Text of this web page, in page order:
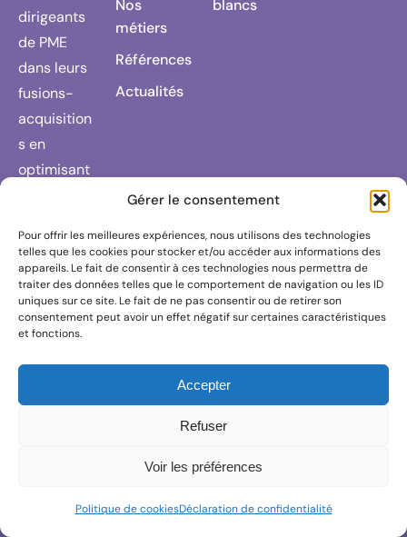
Gérer le consentement
Pour offrir les meilleures expériences, nous utilisons des technologies
telles que les cookies pour stocker et/ou accéder aux informations des
appareils. Le fait de consentir à ces technologies nous permettra de
traiter des données telles que le comportement de navigation ou les ID
uniques sur ce site. Le fait de ne pas consentir ou de retirer son
consentement peut avoir un effet négatif sur certaines caractéristiques
et fonctions.
Accepter
Refuser
Voir les préférences
Politique de cookiesDéclaration de confidentialité
dirigeants
de PME
dans leurs
fusions-
acquisition
s en
optimisant
entreprise
grâce à des
solutions
sur mesure,
de
partenaires
t RSE fort.
Nos
métiers
Références
Actualités
blancs